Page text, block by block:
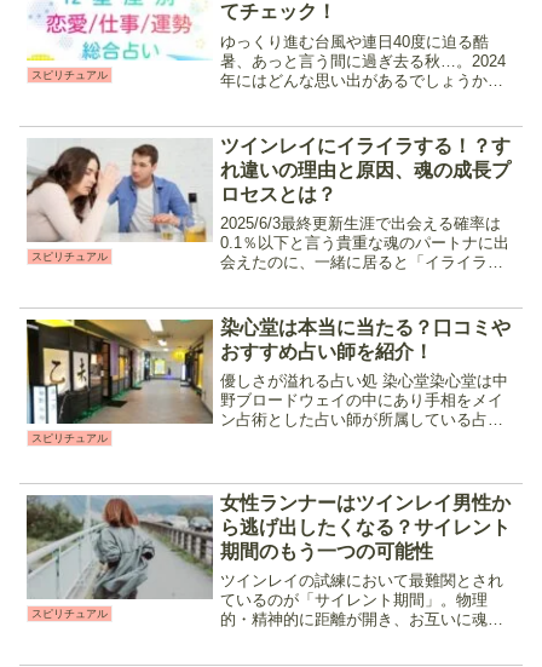
スピリチュアル
てチェック！
ゆっくり進む台風や連日40度に迫る酷
暑、あっと言う間に過ぎ去る秋…。2024
年にはどんな思い出があるでしょうか？
つつある12星座別の総合運を見ていきま
しょう。202...
スピリチュアル
ツインレイにイライラする！？す
れ違いの理由と原因、魂の成長プ
ロセスとは？
2025/6/3最終更新生涯で出会える確率は
0.1％以下と言う貴重な魂のパートナに出
会えたのに、一緒に居ると「イライラす
分かり合えてるもの」と言うイメージが
ありますが、...
スピリチュアル
染心堂は本当に当たる？口コミや
おすすめ占い師を紹介！
優しさが溢れる占い処 染心堂染心堂は中
野ブロードウェイの中にあり手相をメイ
ン占術とした占い師が所属している占い
師が在籍。的中率もさる...
スピリチュアル
女性ランナーはツインレイ男性か
ら逃げ出したくなる？サイレント
期間のもう一つの可能性
ツインレイの試練において最難関とされ
ているのが「サイレント期間」。物理
的・精神的に距離が開き、お互いに魂の